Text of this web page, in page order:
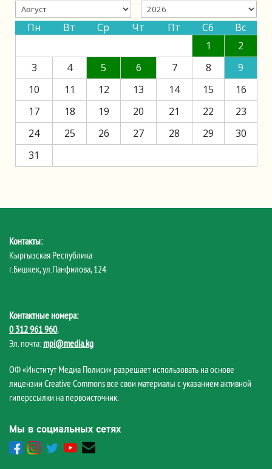
Пн Вт Ср Чт Пт Сб
Вс
1
2
3
4 5 6 7 8
9
10
11 12 13 14 15
16
17
18 19 20 21 22
23
24
25 26 27 28 29
30
31
Контакты:
Кыргызская Республика
г.Бишкек, ул.Панфилова, 124
Контактные номера:
0 312 961 960,
Эл. почта: mpi@media.kg
ОФ «Институт Медиа Полиси» разрешает использовать на основе
лицензии Creative Commons все свои материалы с указанием активной
гиперссылки на первоисточник.
Мы в социальных сетях